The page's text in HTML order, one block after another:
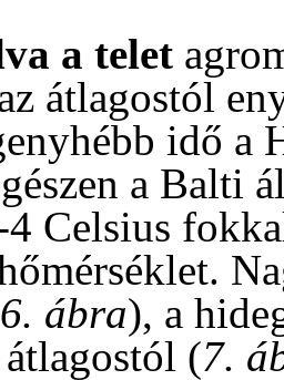
a telet
átlagostól
idő a
a Balti
Celsius
6. ábra), a
(7.